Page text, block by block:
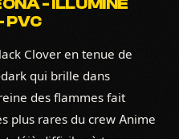
PVC
Clover en tenue de
qui brille dans
des flammes fait
plus rares du crew Anime